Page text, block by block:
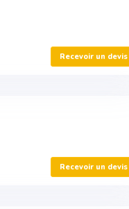
Recevoir un devis
Recevoir un devis